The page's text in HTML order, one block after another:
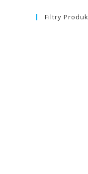
Filtry